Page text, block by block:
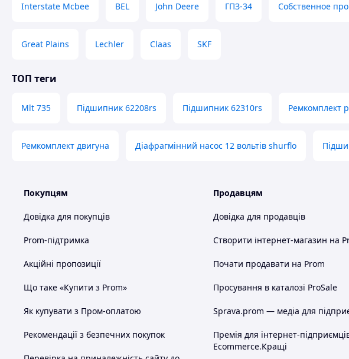
Interstate Mcbee BEL John Deere ГПЗ-34 Собственное
Great Plains Lechler Claas SKF
ТОП теги
Mlt 735 Підшипник 62208rs Підшипник 62310rs Ремкомплект
Ремкомплект двигуна Діафрагмінний насос 12 вольтів shurflo
Покупцям
Довідка для покупців
Prom-підтримка
Акційні пропозиції
Що таке «Купити з Prom»
Як купувати з Пром-оплатою
Рекомендації з безпечних покупок
Продавцям
Довідка для продавців
Створити інтернет-магазин на
Почати продавати на Prom
Просування в каталозі ProSale
Sprava.prom — медіа для
Премія для інтернет-
Ecommerce.Кращі